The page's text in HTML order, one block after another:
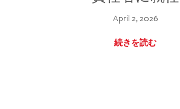
April 2, 2026
続きを読む